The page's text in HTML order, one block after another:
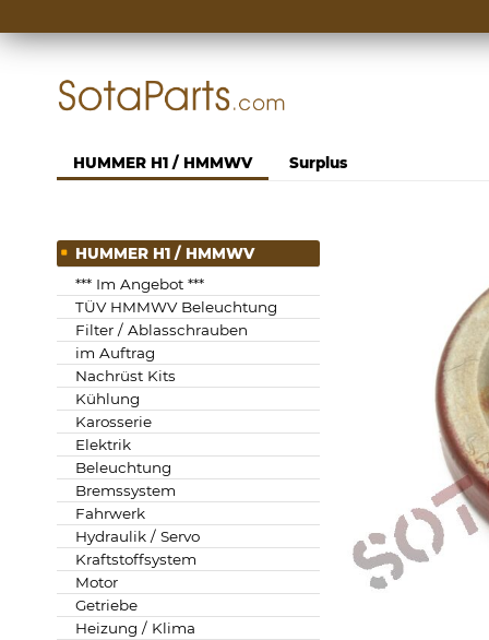
Inhalt
springen
HUMMER H1 / HMMWV Surplus
HUMMER H1 / HMMWV
*** Im Angebot ***
TÜV HMMWV Beleuchtung
Filter / Ablasschrauben
im Auftrag
Nachrüst Kits
Kühlung
Karosserie
Elektrik
Beleuchtung
Bremssystem
Fahrwerk
Hydraulik / Servo
Kraftstoffsystem
Motor
Getriebe
Heizung / Klima